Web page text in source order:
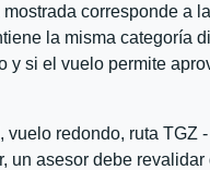
corresponde a
la misma categoría
y si el vuelo permite
vuelo redondo, ruta TGZ
un asesor debe